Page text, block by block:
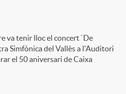
va tenir lloc el concert `De
Simfònica del Vallès a l'Auditori
el 50 aniversari de Caixa